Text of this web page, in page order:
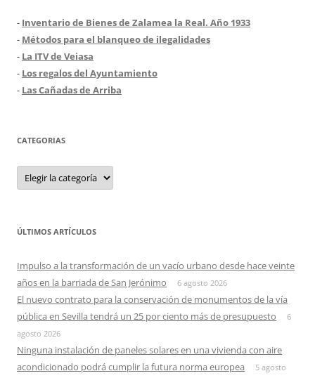
- Inventario de Bienes de Zalamea la Real. Año 1933
- Métodos para el blanqueo de ilegalidades
- La ITV de Veiasa
- Los regalos del Ayuntamiento
- Las Cañadas de Arriba
CATEGORIAS
Categorias
ÚLTIMOS ARTÍCULOS
Impulso a la transformación de un vacío urbano desde hace veinte
años en la barriada de San Jerónimo
6 agosto 2026
El nuevo contrato para la conservación de monumentos de la vía
pública en Sevilla tendrá un 25 por ciento más de presupuesto
6
agosto 2026
Ninguna instalación de paneles solares en una vivienda con aire
acondicionado podrá cumplir la futura norma europea
5 agosto